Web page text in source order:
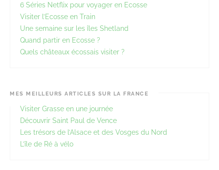
6 Séries Netflix pour voyager en Ecosse
Visiter l’Ecosse en Train
Une semaine sur les îles Shetland
Quand partir en Ecosse ?
Quels châteaux écossais visiter ?
MES MEILLEURS ARTICLES SUR LA FRANCE
Visiter Grasse en une journée
Découvrir Saint Paul de Vence
Les trésors de l’Alsace et des Vosges du Nord
L’île de Ré à vélo